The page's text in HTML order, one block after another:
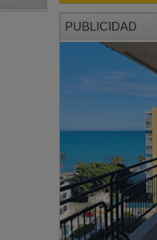
PUBLICIDAD